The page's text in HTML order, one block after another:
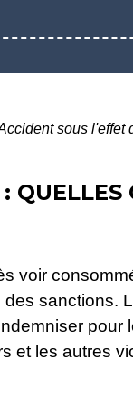
sous l'effet
QUELLES
voir
sanctions.
pour
et les autres